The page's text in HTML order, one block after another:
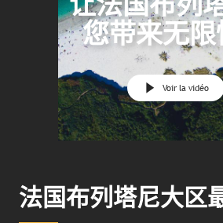
您带来无限
Voir la vidéo
法国布列塔尼大区